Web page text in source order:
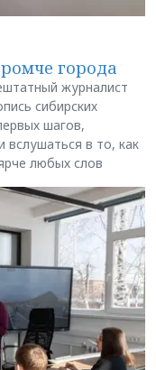
города
журналист
сибирских
шагов,
вслушаться в то, как
любых слов